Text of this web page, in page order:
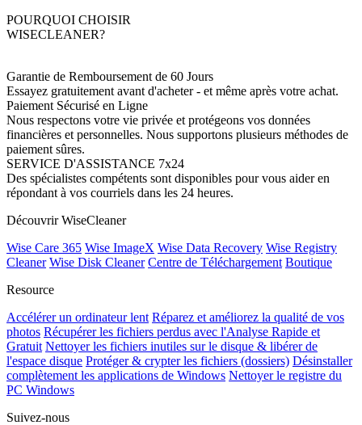
POURQUOI CHOISIR
WISECLEANER?
Garantie de Remboursement de 60 Jours
Essayez gratuitement avant d'acheter - et même après votre achat.
Paiement Sécurisé en Ligne
Nous respectons votre vie privée et protégeons vos données
financières et personnelles. Nous supportons plusieurs méthodes de
paiement sûres.
SERVICE D'ASSISTANCE 7x24
Des spécialistes compétents sont disponibles pour vous aider en
répondant à vos courriels dans les 24 heures.
Découvrir WiseCleaner
Wise Care 365 Wise ImageX Wise Data Recovery Wise Registry
Cleaner Wise Disk Cleaner Centre de Téléchargement Boutique
Resource
Accélérer un ordinateur lent Réparez et améliorez la qualité de vos
photos Récupérer les fichiers perdus avec l'Analyse Rapide et
Gratuit Nettoyer les fichiers inutiles sur le disque & libérer de
l'espace disque Protéger & crypter les fichiers (dossiers) Désinstaller
complètement les applications de Windows Nettoyer le registre du
PC Windows
Suivez-nous